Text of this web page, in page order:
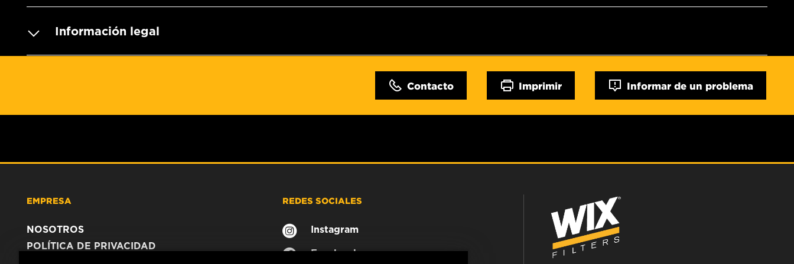
Información legal
Contacto Imprimir Informar de un problema
EMPRESA
NOSOTROS
POLÍTICA DE PRIVACIDAD
REDES SOCIALES
Instagram
Facebook